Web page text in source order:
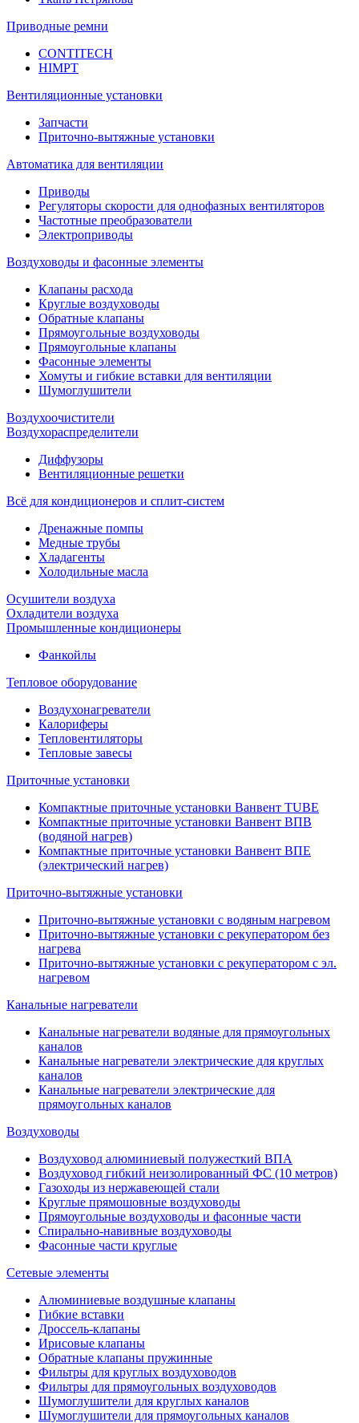
Приводные ремни
CONTITECH
HIMPT
Вентиляционные установки
Запчасти
Приточно-вытяжные установки
Автоматика для вентиляции
Приводы
Регуляторы скорости для однофазных вентиляторов
Частотные преобразователи
Электроприводы
Воздуховоды и фасонные элементы
Клапаны расхода
Круглые воздуховоды
Обратные клапаны
Прямоугольные воздуховоды
Прямоугольные клапаны
Фасонные элементы
Хомуты и гибкие вставки для вентиляции
Шумоглушители
Воздухоочистители
Воздухораспределители
Диффузоры
Вентиляционные решетки
Всё для кондиционеров и сплит-систем
Дренажные помпы
Медные трубы
Хладагенты
Холодильные масла
Осушители воздуха
Охладители воздуха
Промышленные кондиционеры
Фанкойлы
Тепловое оборудование
Воздухонагреватели
Калориферы
Тепловентиляторы
Тепловые завесы
Приточные установки
Компактные приточные установки Ванвент TUBE
Компактные приточные установки Ванвент ВПВ
(водяной нагрев)
Компактные приточные установки Ванвент ВПЕ
(электрический нагрев)
Приточно-вытяжные установки
Приточно-вытяжные установки с водяным нагревом
Приточно-вытяжные установки с рекуператором без
нагрева
Приточно-вытяжные установки с рекуператором с эл.
нагревом
Канальные нагреватели
Канальные нагреватели водяные для прямоугольных
каналов
Канальные нагреватели электрические для круглых
каналов
Канальные нагреватели электрические для
прямоугольных каналов
Воздуховоды
Воздуховод алюминиевый полужесткий ВПА
Воздуховод гибкий неизолированный ФС (10 метров)
Газоходы из нержавеющей стали
Круглые прямошовные воздуховоды
Прямоугольные воздуховоды и фасонные части
Спирально-навивные воздуховоды
Фасонные части круглые
Сетевые элементы
Алюминиевые воздушные клапаны
Гибкие вставки
Дроссель-клапаны
Ирисовые клапаны
Обратные клапаны пружинные
Фильтры для круглых воздуховодов
Фильтры для прямоугольных воздуховодов
Шумоглушители для круглых каналов
Шумоглушители для прямоугольных каналов